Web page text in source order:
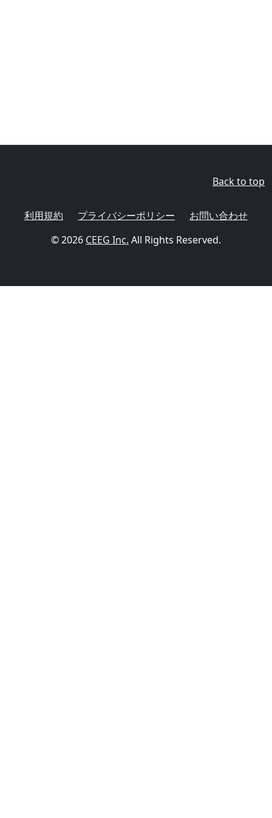
Back to top
利用規約 プライバシーポリシー
お問い合わせ
© 2026 CEEG Inc. All Rights Reserved.